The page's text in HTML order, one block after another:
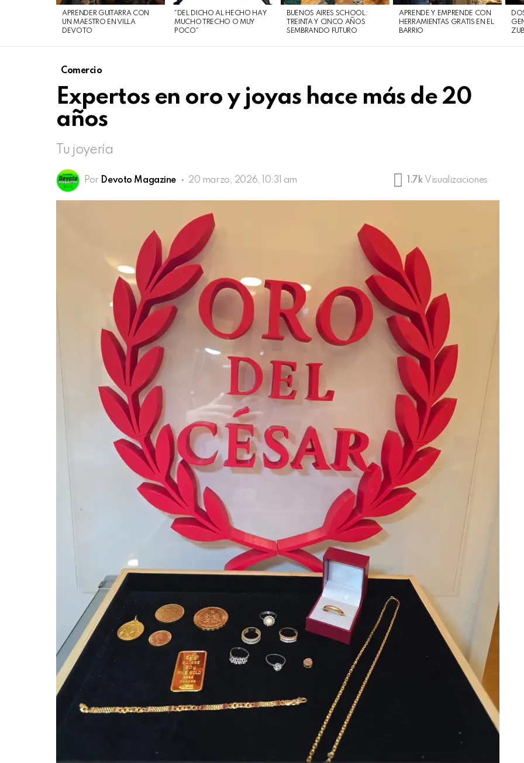
APRENDER GUITARRA CON
UN MAESTRO EN VILLA
DEVOTO
“DEL DICHO AL HECHO HAY
MUCHO TRECHO O MUY
POCO”
BUENOS AIRES SCHOOL:
TREINTA Y CINCO AÑOS
SEMBRANDO FUTURO
APRENDE Y EMPRENDE CON
HERRAMIENTAS GRATIS EN EL
BARRIO
Comercio
Expertos en oro y joyas hace más de 20
años
Tu joyería
Por Devoto Magazine 20 marzo, 2026, 10:31 am 1.7k Visualizaciones
agosto
2026